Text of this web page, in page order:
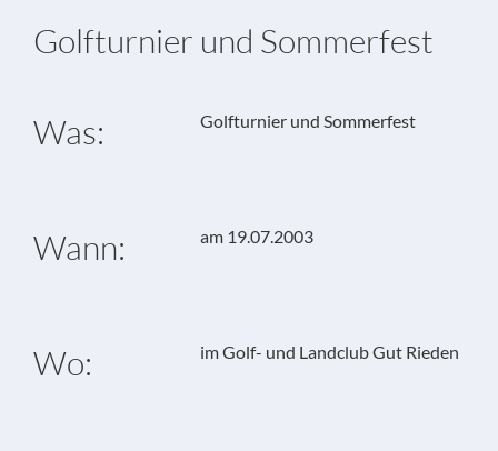
Golfturnier und Sommerfest
Was: Golfturnier und Sommerfest
Wann: am 19.07.2003
Wo: im Golf- und Landclub Gut Rieden